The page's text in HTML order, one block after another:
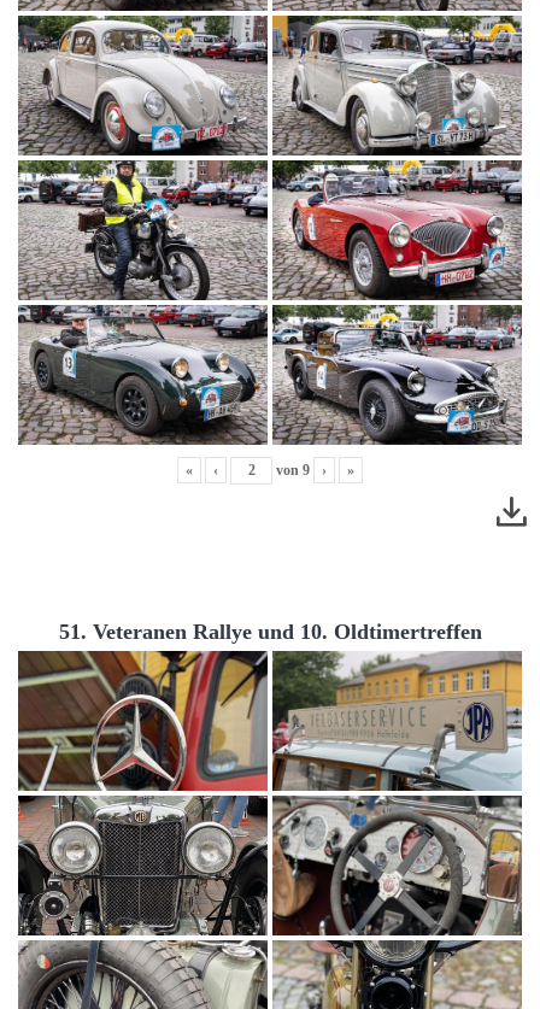
« ‹ von 9 › »
51. Veteranen Rallye und 10. Oldtimertreffen